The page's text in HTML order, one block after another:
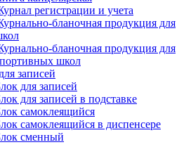
регистрации и учета
бланочная продукция для
бланочная продукция для
школ
записей
для записей
для записей в подставке
самоклеящийся
самоклеящийся в диспенсере
сменный